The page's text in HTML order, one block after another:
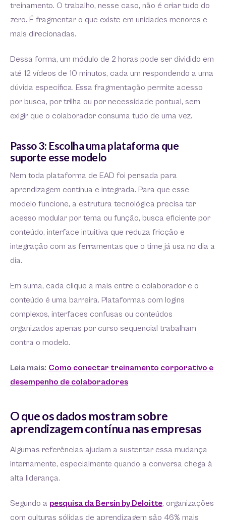
treinamento. O trabalho, nesse caso, não é criar tudo do
zero. É fragmentar o que existe em unidades menores e
mais direcionadas.
Dessa forma, um módulo de 2 horas pode ser dividido em
até 12 vídeos de 10 minutos, cada um respondendo a uma
dúvida específica. Essa fragmentação permite acesso
por busca, por trilha ou por necessidade pontual, sem
exigir que o colaborador consuma tudo de uma vez.
Passo 3: Escolha uma plataforma que
suporte esse modelo
Nem toda plataforma de EAD foi pensada para
aprendizagem contínua e integrada. Para que esse
modelo funcione, a estrutura tecnológica precisa ter
acesso modular por tema ou função, busca eficiente por
conteúdo, interface intuitiva que reduza fricção e
integração com as ferramentas que o time já usa no dia a
dia.
Em suma, cada clique a mais entre o colaborador e o
conteúdo é uma barreira. Plataformas com logins
complexos, interfaces confusas ou conteúdos
organizados apenas por curso sequencial trabalham
contra o modelo.
Leia mais: Como conectar treinamento corporativo e
desempenho de colaboradores
O que os dados mostram sobre
aprendizagem contínua nas empresas
Algumas referências ajudam a sustentar essa mudança
internamente, especialmente quando a conversa chega à
alta liderança.
Segundo a pesquisa da Bersin by Deloitte, organizações
com culturas sólidas de aprendizagem são 46% mais